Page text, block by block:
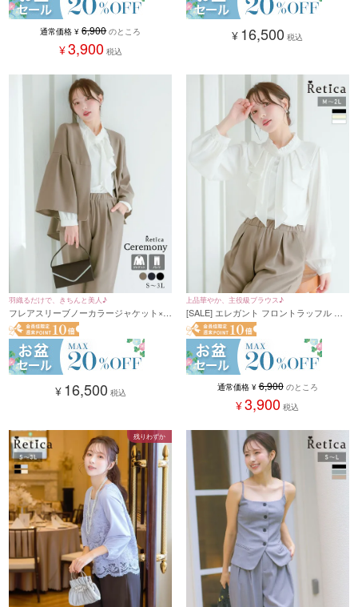
通常価格 ¥ 6,900 のところ
¥3,900 税込
ク)
¥ 16,500 税込
羽織るだけで、きちんと美人♪
フレアスリーブノーカラージャケット×テ
ーパードパンツ 2点セットアップセレモ
ニースーツ (Sサイズ～3Lサイズ) (ダーク
ベージュ/ネイビー/ブラック)
¥ 16,500 税込
上品華やか、主役級ブラウス♪
[SALE] エレガント フロントラッフル フ
リルブラウス セレモニー 通勤 オフィス
(M/L/XLサイズ)(ブラック/クリーム/ホワ
イト)
通常価格 ¥ 6,900 のところ
¥3,900 税込
残りわずか